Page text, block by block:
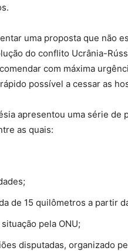
uma proposta que não
do conflito Ucrânia-
com máxima
possível a cessar as
apresentou uma série
as quais:
de 15 quilômetros a partir
pela ONU;
disputadas, organizado